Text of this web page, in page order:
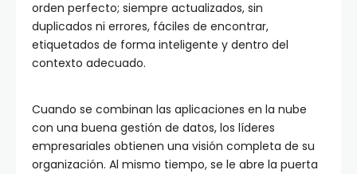
orden perfecto; siempre actualizados, sin
duplicados ni errores, fáciles de encontrar,
etiquetados de forma inteligente y dentro del
contexto adecuado.
Cuando se combinan las aplicaciones en la nube
con una buena gestión de datos, los líderes
empresariales obtienen una visión completa de su
organización. Al mismo tiempo, se le abre la puerta